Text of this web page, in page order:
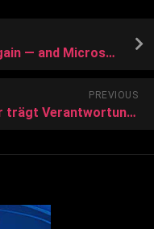
Nvidia N1X CPU delayed once again — and Microsoft’s next-gen OS seems to be at fault
PREVIOUS
CES 2017 – Car-Hacking: Wer trägt Verantwortung? – WeLiveSecurity